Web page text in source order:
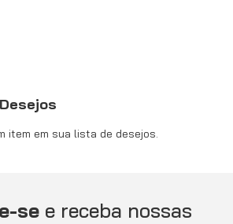
item em sua lista de desejos.
see receba nossas